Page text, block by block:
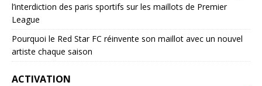
l’interdiction des paris sportifs sur les maillots de Premier
League
Pourquoi le Red Star FC réinvente son maillot avec un nouvel
artiste chaque saison
ACTIVATION